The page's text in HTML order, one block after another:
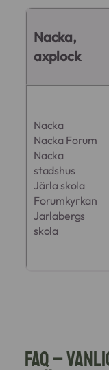
Nacka,
axplock
Nacka
Nacka Forum
Nacka
stadshus
Järla skola
Forumkyrkan
Jarlabergs
skola
FAQ –